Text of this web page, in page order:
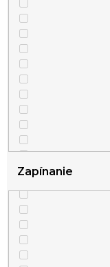
stredné
Zapínanie